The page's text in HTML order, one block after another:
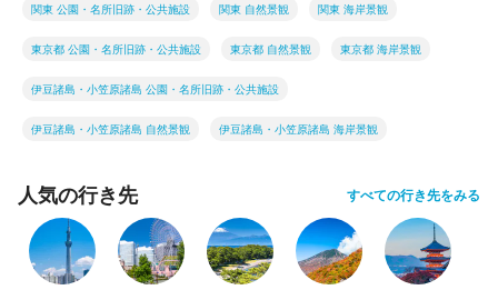
関東 公園・名所旧跡・公共施設 関東 自然景観 関東 海岸景観
東京都 公園・名所旧跡・公共施設 東京都 自然景観 東京都 海岸景観
伊豆諸島・小笠原諸島 公園・名所旧跡・公共施設
伊豆諸島・小笠原諸島 自然景観 伊豆諸島・小笠原諸島 海岸景観
人気の行き先 すべての行き先をみる